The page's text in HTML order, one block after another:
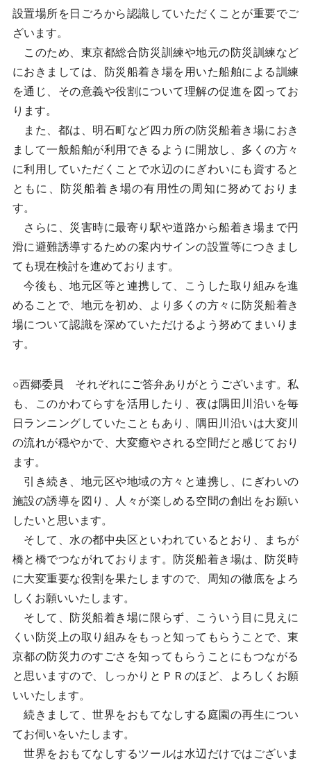
設置場所を日ごろから認識していただくことが重要でご
ざいます。
このため、東京都総合防災訓練や地元の防災訓練など
におきましては、防災船着き場を用いた船舶による訓練
を通じ、その意義や役割について理解の促進を図ってお
ります。
また、都は、明石町など四カ所の防災船着き場におき
まして一般船舶が利用できるように開放し、多くの方々
に利用していただくことで水辺のにぎわいにも資すると
ともに、防災船着き場の有用性の周知に努めておりま
す。
さらに、災害時に最寄り駅や道路から船着き場まで円
滑に避難誘導するための案内サインの設置等につきまし
ても現在検討を進めております。
今後も、地元区等と連携して、こうした取り組みを進
めることで、地元を初め、より多くの方々に防災船着き
場について認識を深めていただけるよう努めてまいりま
す。
○西郷委員 それぞれにご答弁ありがとうございます。私
も、このかわてらすを活用したり、夜は隅田川沿いを毎
日ランニングしていたこともあり、隅田川沿いは大変川
の流れが穏やかで、大変癒やされる空間だと感じており
ます。
引き続き、地元区や地域の方々と連携し、にぎわいの
施設の誘導を図り、人々が楽しめる空間の創出をお願い
したいと思います。
そして、水の都中央区といわれているとおり、まちが
橋と橋でつながれております。防災船着き場は、防災時
に大変重要な役割を果たしますので、周知の徹底をよろ
しくお願いいたします。
そして、防災船着き場に限らず、こういう目に見えに
くい防災上の取り組みをもっと知ってもらうことで、東
京都の防災力のすごさを知ってもらうことにもつながる
と思いますので、しっかりとＰＲのほど、よろしくお願
いいたします。
続きまして、世界をおもてなしする庭園の再生につい
てお伺いをいたします。
世界をおもてなしするツールは水辺だけではございま